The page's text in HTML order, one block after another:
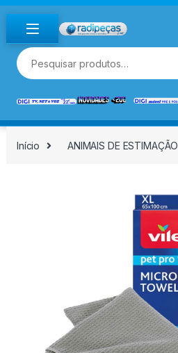
Skip to navigation
Skip to content
Pesquisar por:
Início ANIMAIS DE ESTIMAÇÃO